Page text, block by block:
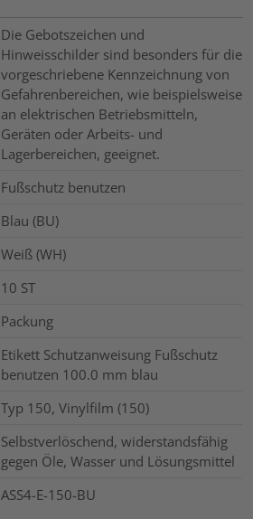
Die Gebotszeichen und
Hinweisschilder sind besonders für die
vorgeschriebene Kennzeichnung von
Gefahrenbereichen, wie beispielsweise
an elektrischen Betriebsmitteln,
Geräten oder Arbeits- und
Lagerbereichen, geeignet.
Fußschutz benutzen
Blau (BU)
Weiß (WH)
10 ST
Packung
Etikett Schutzanweisung Fußschutz
benutzen 100.0 mm blau
Typ 150, Vinylfilm (150)
Selbstverlöschend, widerstandsfähig
gegen Öle, Wasser und Lösungsmittel
ASS4-E-150-BU